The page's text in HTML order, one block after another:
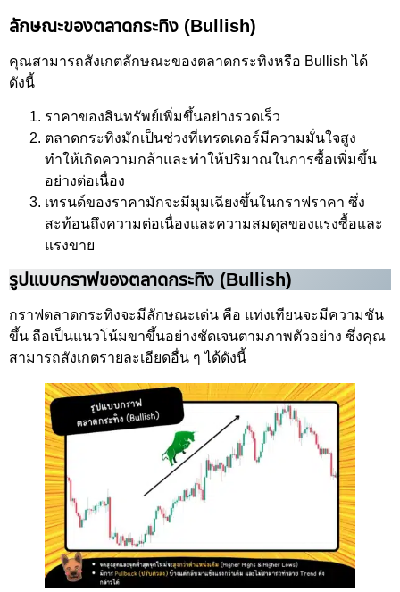
ลักษณะของตลาดกระทิง (Bullish)
คุณสามารถสังเกตลักษณะของตลาดกระทิงหรือ Bullish ได้
ดังนี้
ราคาของสินทรัพย์เพิ่มขึ้นอย่างรวดเร็ว
ตลาดกระทิงมักเป็นช่วงที่เทรดเดอร์มีความมั่นใจสูง
ทำให้เกิดความกล้าและทำให้ปริมาณในการซื้อเพิ่มขึ้น
อย่างต่อเนื่อง
เทรนด์ของราคามักจะมีมุมเฉียงขึ้นในกราฟราคา ซึ่ง
สะท้อนถึงความต่อเนื่องและความสมดุลของแรงซื้อและ
แรงขาย
รูปแบบกราฟของตลาดกระทิง (Bullish)
กราฟตลาดกระทิงจะมีลักษณะเด่น คือ แท่งเทียนจะมีความชัน
ขึ้น ถือเป็นแนวโน้มขาขึ้นอย่างชัดเจนตามภาพตัวอย่าง ซึ่งคุณ
สามารถสังเกตรายละเอียดอื่น ๆ ได้ดังนี้